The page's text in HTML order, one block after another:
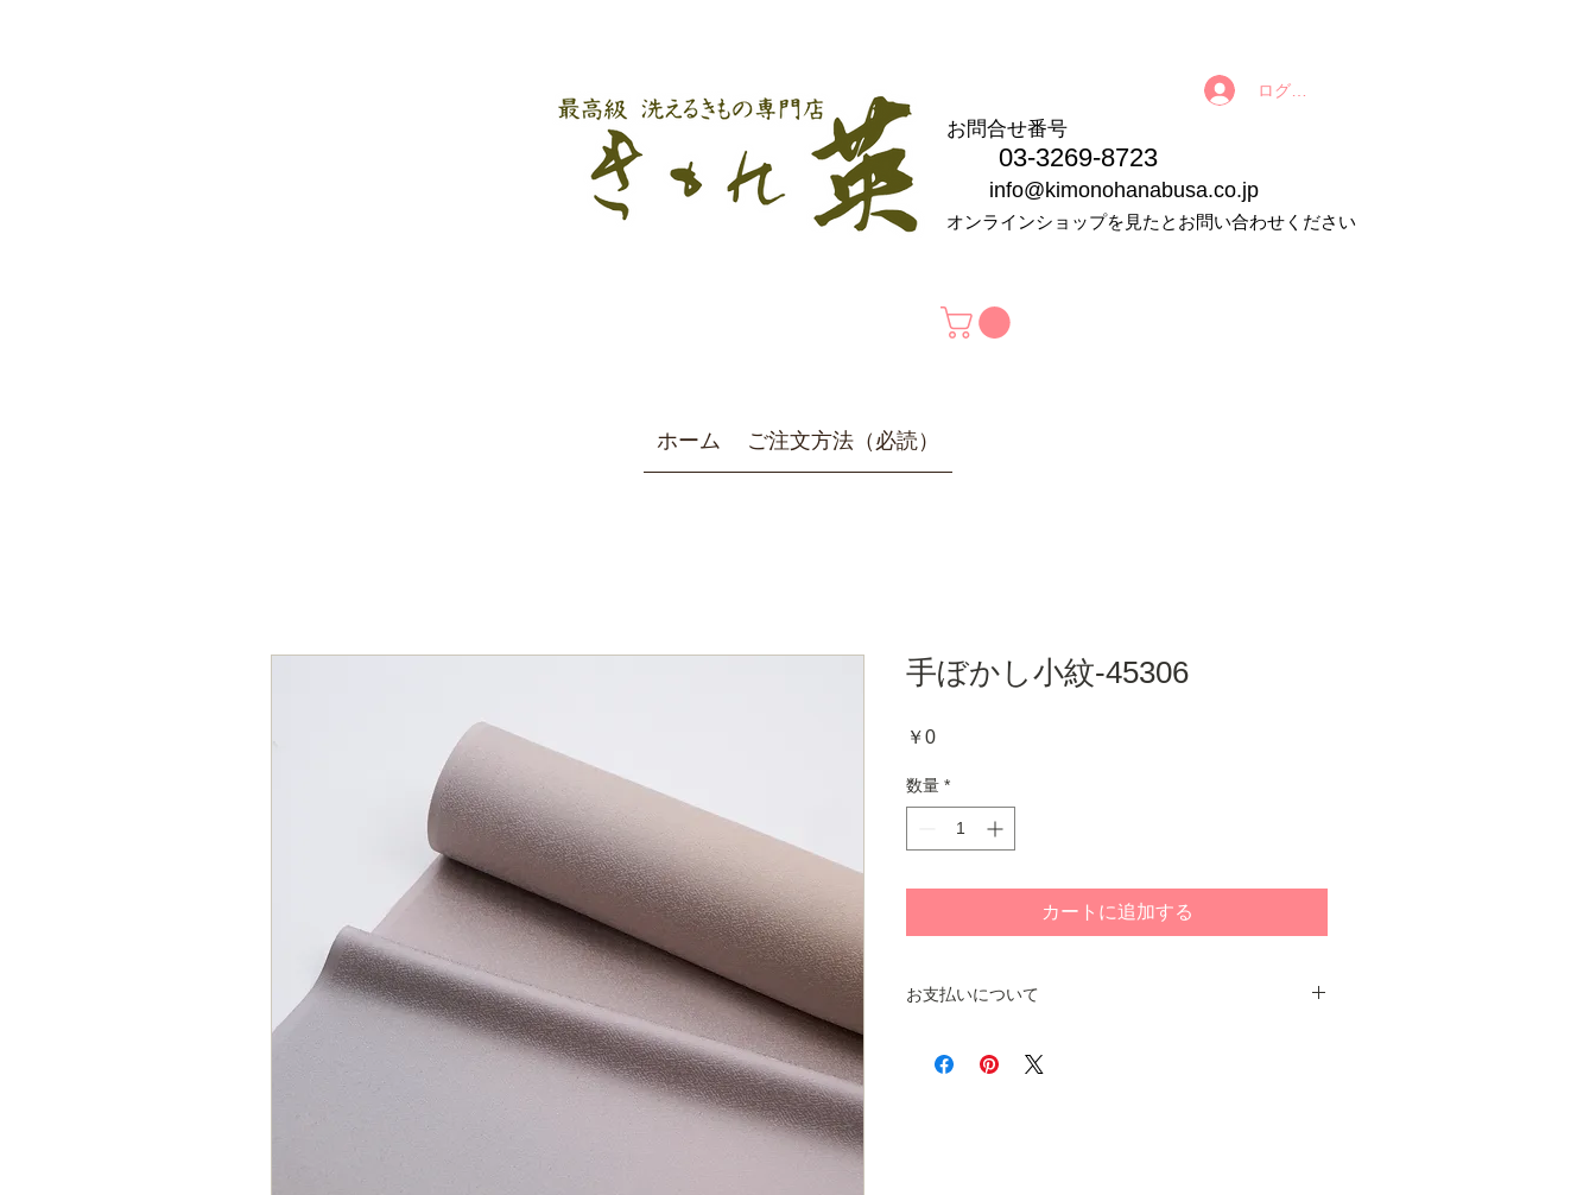
お問合せ番号
03-3269-8723
info@kimonohanabusa.co.jp
オンラインショップを見たとお問い合わせください
ログイン
ホーム ご注文方法（必読）
手ぼかし小紋-45306
￥0価
数量 *
カートに追加する
お支払いについて
ご注文いただくシステムです。取り寄せた段階ではお支